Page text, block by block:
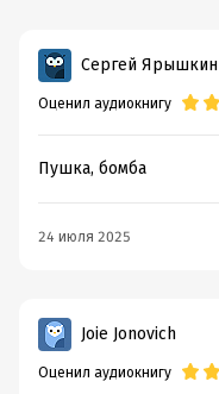
Сергей Ярышкин
Оценил аудиокнигу
Пушка, бомба
24 июля 2025
Joie Jonovich
Оценил аудиокнигу